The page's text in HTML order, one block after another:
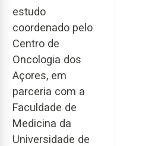
estudo
coordenado pelo
Centro de
Oncologia dos
Açores, em
parceria com a
Faculdade de
Medicina da
Universidade de